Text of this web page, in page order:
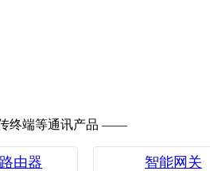
终端等通讯产品 ——
由器 智能网关